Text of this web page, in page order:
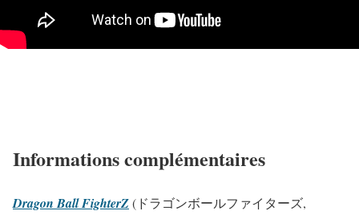
Informations complémentaires
Dragon Ball FighterZ(ドラゴンボールファイターズ,